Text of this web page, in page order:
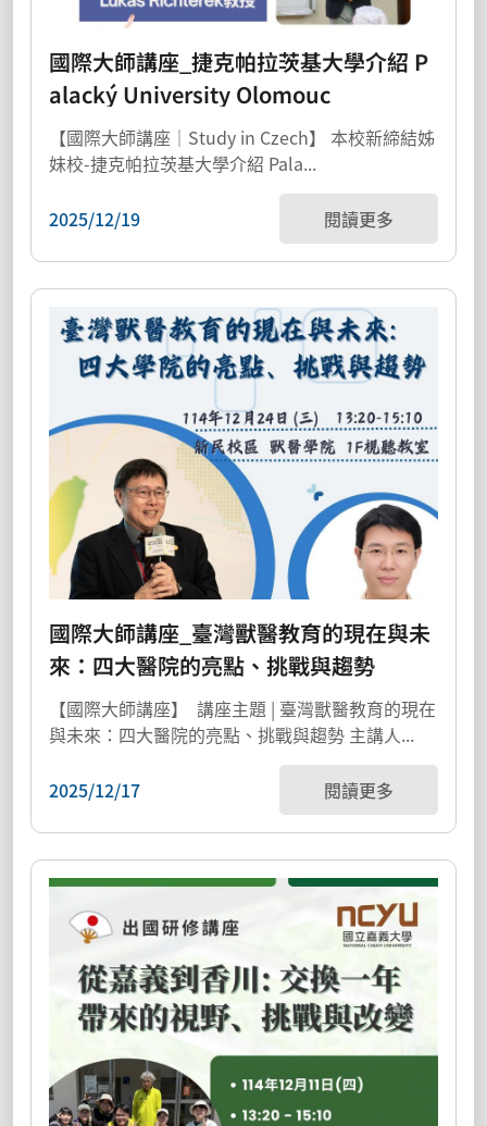
國際大師講座_捷克帕拉茨基大學介紹 P
alacký University Olomouc
【國際大師講座｜Study in Czech】 本校新締結姊
妹校-捷克帕拉茨基大學介紹 Pala...
2025/12/19 閱讀更多
國際大師講座_臺灣獸醫教育的現在與未
來：四大醫院的亮點、挑戰與趨勢
【國際大師講座】 講座主題 | 臺灣獸醫教育的現在
與未來：四大醫院的亮點、挑戰與趨勢 主講人...
2025/12/17 閱讀更多